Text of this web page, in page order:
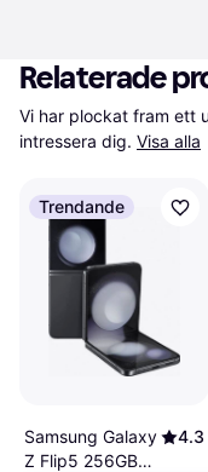
Relaterade
Vi har plockat fram ett
intressera dig. Visa alla
Trendande
Samsung Galaxy
Z Flip5 256GB
4.3